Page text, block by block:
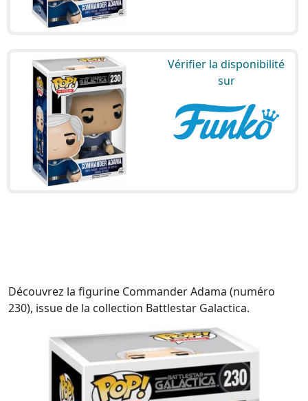
Vérifier la disponibilité
sur
Découvrez la figurine Commander Adama (numéro
230), issue de la collection Battlestar Galactica.